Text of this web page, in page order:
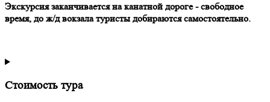
Экскурсия заканчивается на канатной дороге - свободное
время, до ж/д вокзала туристы добираются самостоятельно.
Стоимость тура